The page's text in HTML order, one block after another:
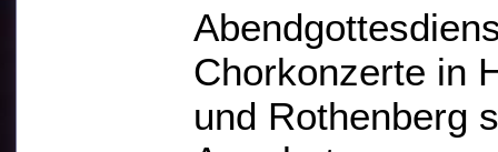
Chorkonzerte in
und Rothenberg